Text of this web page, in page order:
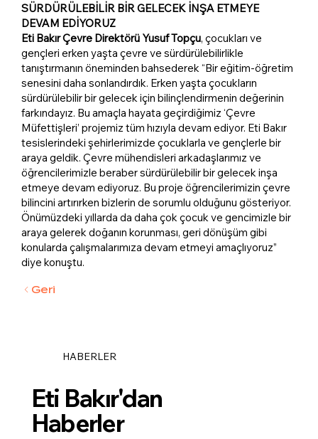
SÜRDÜRÜLEBİLİR BİR GELECEK İNŞA ETMEYE
DEVAM EDİYORUZ
Eti Bakır Çevre Direktörü Yusuf Topçu, çocukları ve
gençleri erken yaşta çevre ve sürdürülebilirlikle
tanıştırmanın öneminden bahsederek “Bir eğitim-öğretim
senesini daha sonlandırdık. Erken yaşta çocukların
sürdürülebilir bir gelecek için bilinçlendirmenin değerinin
farkındayız. Bu amaçla hayata geçirdiğimiz ‘Çevre
Müfettişleri’ projemiz tüm hızıyla devam ediyor. Eti Bakır
tesislerindeki şehirlerimizde çocuklarla ve gençlerle bir
araya geldik. Çevre mühendisleri arkadaşlarımız ve
öğrencilerimizle beraber sürdürülebilir bir gelecek inşa
etmeye devam ediyoruz. Bu proje öğrencilerimizin çevre
bilincini artırırken bizlerin de sorumlu olduğunu gösteriyor.
Önümüzdeki yıllarda da daha çok çocuk ve gencimizle bir
araya gelerek doğanın korunması, geri dönüşüm gibi
konularda çalışmalarımıza devam etmeyi amaçlıyoruz”
diye konuştu.
Geri
HABERLER
Eti Bakır'dan
Haberler